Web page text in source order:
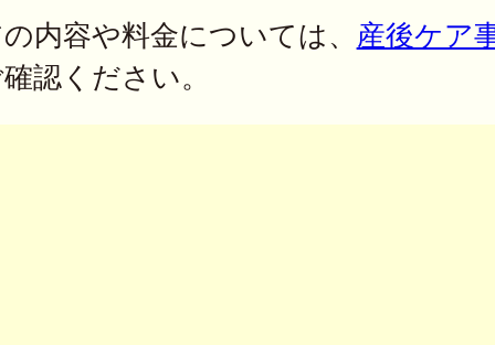
内容や料金については、 産後ケア
認ください。